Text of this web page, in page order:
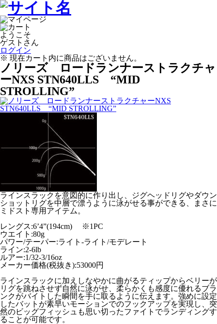
ようこそ
ゲストさん
ログイン
※ 現在カート内に商品はございません。
ノリーズ ロードランナーストラクチャ
ーNXS STN640LLS “MID
STROLLING”
ラインスラックを意図的に作り出し、ジグヘッドリグやダウン
ショットリグを中層で漂うように泳がせる事ができる、まさに
ミドスト専用アイテム。
レングス:6’4”(194cm) ※1PC
ウエイト:80g
パワー/テーパー:ライト-ライト/モデレート
ライン:2-6lb
ルアー:1/32-3/16oz
メーカー価格(税抜き):53000円
ラインスラックに加えしなやかに曲がるティップからベリーが
リグを跳ねさせず自然に泳がせ、柔らかくも感度に優れるブラ
ンクがバイトした瞬間を手に取るように伝えます。強めに設定
したバットが素早いモーションでのフックアップを実現し、突
然のビッグフィッシュも思い切ったファイトでランディングす
ることが可能です。